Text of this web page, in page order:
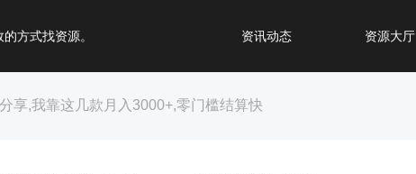
方式找资源。 资讯动态 资源大厅
享,我靠这几款月入3000+,零门槛结算快